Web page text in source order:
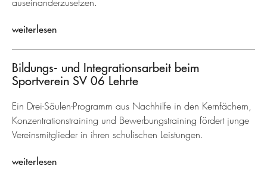
auseinanderzusetzen.
weiterlesen
Bildungs- und Integrationsarbeit beim
Sportverein SV 06 Lehrte
Ein Drei-Säulen-Programm aus Nachhilfe in den Kernfächern,
Konzentrationstraining und Bewerbungstraining fördert junge
Vereinsmitglieder in ihren schulischen Leistungen.
weiterlesen